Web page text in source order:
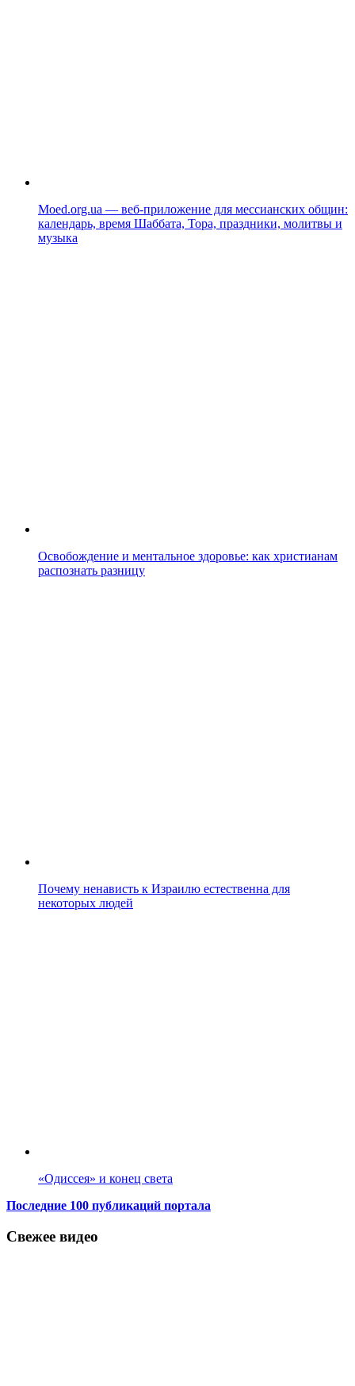
Moed.org.ua — веб-приложение для мессианских общин:
календарь, время Шаббата, Тора, праздники, молитвы и
музыка
Освобождение и ментальное здоровье: как христианам
распознать разницу
Почему ненависть к Израилю естественна для
некоторых людей
«Одиссея» и конец света
Последние 100 публикаций портала
Свежее видео